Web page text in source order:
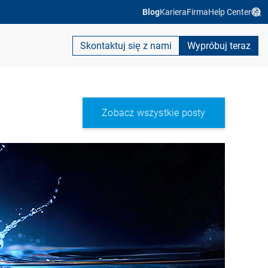
BlogKarieraFirmaHelp Center
Skontaktuj się z nami Wypróbuj teraz
Zobacz wszystkie posty